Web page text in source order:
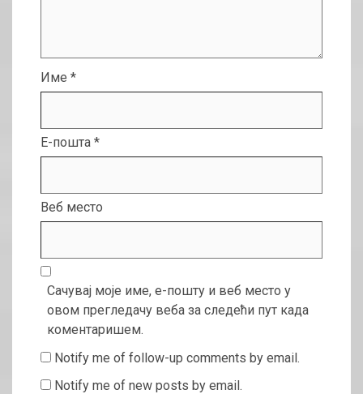
Име *
Е-пошта *
Веб место
Сачувај моје име, е-пошту и веб место у
овом прегледачу веба за следећи пут када
коментаришем.
Notify me of follow-up comments by email.
Notify me of new posts by email.